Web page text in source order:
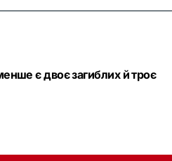
є двоє загиблих й троє